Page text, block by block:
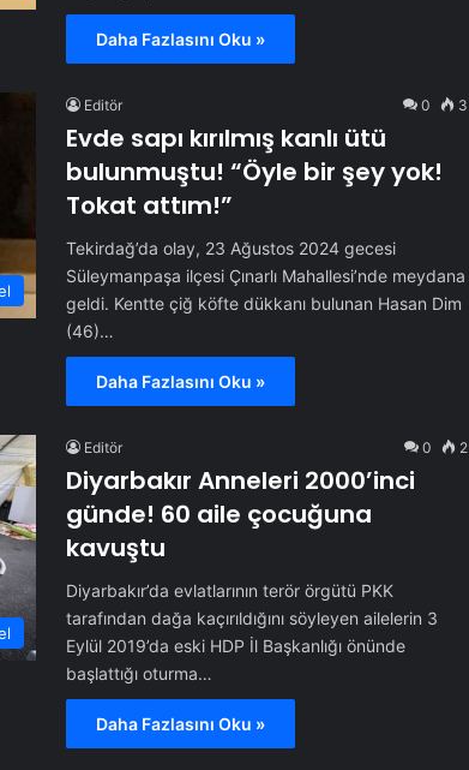
Daha Fazlasını Oku »
Editör 0 3
Evde sapı kırılmış kanlı ütü
bulunmuştu! “Öyle bir şey yok!
Tokat attım!”
Tekirdağ’da olay, 23 Ağustos 2024 gecesi
Süleymanpaşa ilçesi Çınarlı Mahallesi’nde meydana
geldi. Kentte çiğ köfte dükkanı bulunan Hasan Dim
(46)…
Daha Fazlasını Oku »
Editör 0 2
Diyarbakır Anneleri 2000’inci
günde! 60 aile çocuğuna
kavuştu
Diyarbakır’da evlatlarının terör örgütü PKK
tarafından dağa kaçırıldığını söyleyen ailelerin 3
Eylül 2019’da eski HDP İl Başkanlığı önünde
başlattığı oturma…
Daha Fazlasını Oku »